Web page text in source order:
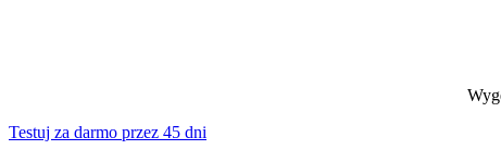
Testuj za darmo przez 45 dni